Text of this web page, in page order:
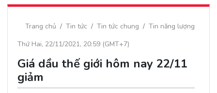
Trang chủ Tin tức Tin tức chung
Tin năng lượng
Thứ Hai, 22/11/2021, 20:59 (GMT+7)
Giá dầu thế giới hôm nay 22/11
giảm